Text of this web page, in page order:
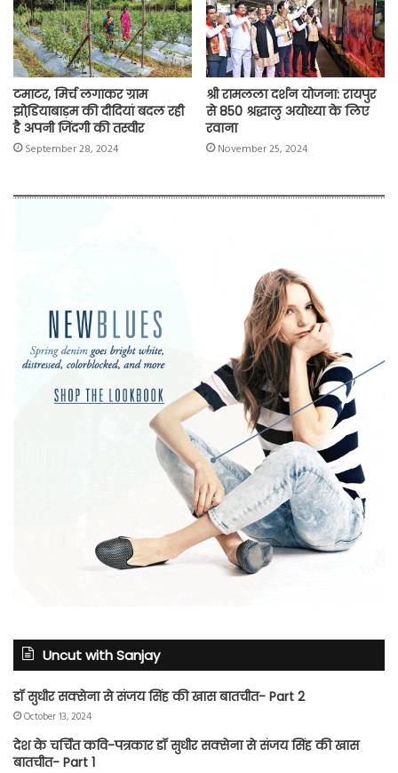
टमाटर, मिर्च लगाकर ग्राम
झोडि़याबाड़म की दीदियां बदल रही
है अपनी जिंदगी की तस्वीर
September 28, 2024
श्री रामलला दर्शन योजना: रायपुर
से 850 श्रद्धालु अयोध्या के लिए
रवाना
November 25, 2024
Uncut with Sanjay
डॉ सुधीर सक्सेना से संजय सिंह की खास बातचीत- Part 2
October 13, 2024
देश के चर्चित कवि-पत्रकार डॉ सुधीर सक्सेना से संजय सिंह की खास
बातचीत- Part 1